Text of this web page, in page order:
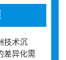
技术沉
差异化需